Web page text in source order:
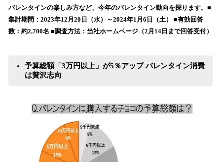
を
読
込
で
バレンタインの楽しみ方など、今年のバレンタイン動向を探ります。■
集計期間：2023年12月20日（水）～2024年1月6日（土） ■有効回答
数：約2,700名 ■調査方法：当社ホームページ（2月14日まで回答受付）
予算総額「3万円以上」が5％アップ バレンタイン消費
は贅沢志向